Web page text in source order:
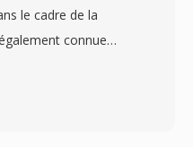
le cadre de la
connue
H.262) par le